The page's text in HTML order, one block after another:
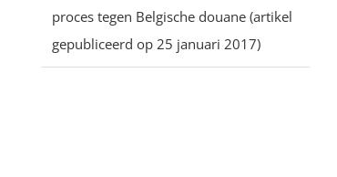
proces tegen Belgische douane (artikel
gepubliceerd op 25 januari 2017)